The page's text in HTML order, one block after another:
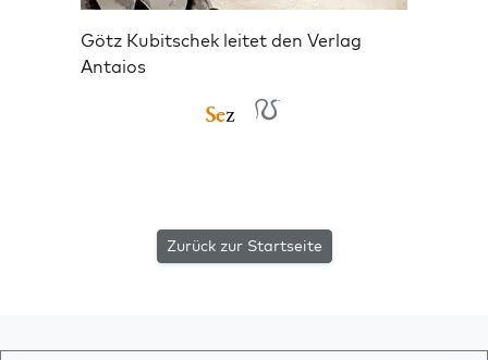
Götz Kubitschek leitet den Verlag
Antaios
Zurück zur Startseite